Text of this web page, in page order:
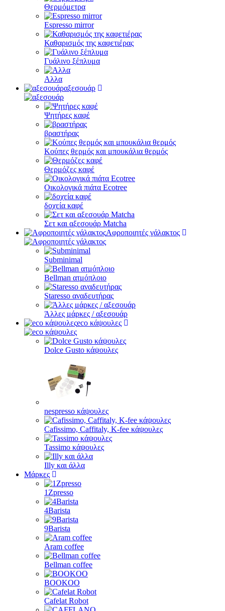
Θερμόμετρα
Espresso mirror
Καθαρισμός της καφετιέρας
Γυάλινο ξέπλυμα
Αλλα
αξεσουάρ
Ψητήρες καφέ
βραστήρας
Κούπες θερμός και μπουκάλια θερμός
Θερμόζες καφέ
Οικολογικά πιάτα Ecotree
δοχεία καφέ
Σετ και αξεσουάρ Matcha
Αφροποιητές γάλακτος
Subminimal
Bellman ατμόπλοιο
Staresso αναδευτήρας
Άλλες μάρκες / αξεσουάρ
eco κάψουλες
Dolce Gusto κάψουλες
nespresso κάψουλες
Cafissimo, Caffitaly, K-fee κάψουλες
Tassimo κάψουλες
Illy και άλλα
Μάρκες
1Zpresso
4Barista
9Barista
Aram coffee
Bellman coffee
BOOKOO
Cafelat Robot